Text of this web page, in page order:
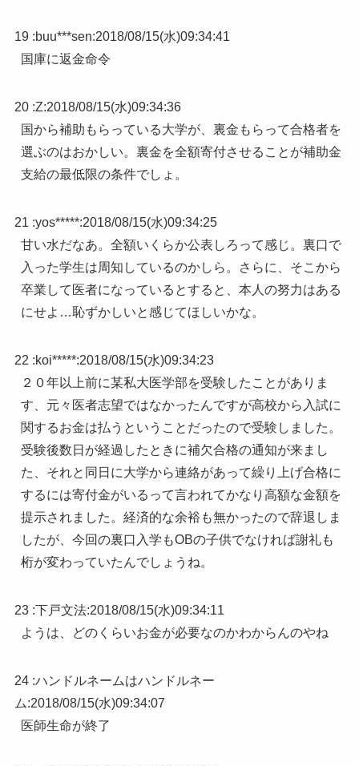
19 :buu***sen:2018/08/15(水)09:34:41
国庫に返金命令
20 :Z:2018/08/15(水)09:34:36
国から補助もらっている大学が、裏金もらって合格者を
選ぶのはおかしい。裏金を全額寄付させることが補助金
支給の最低限の条件でしょ。
21 :yos*****:2018/08/15(水)09:34:25
甘い水だなあ。全額いくらか公表しろって感じ。裏口で
入った学生は周知しているのかしら。さらに、そこから
卒業して医者になっているとすると、本人の努力はある
にせよ…恥ずかしいと感じてほしいかな。
22 :koi*****:2018/08/15(水)09:34:23
２０年以上前に某私大医学部を受験したことがありま
す、元々医者志望ではなかったんですが高校から入試に
関するお金は払うということだったので受験しました。
受験後数日が経過したときに補欠合格の通知が来まし
た、それと同日に大学から連絡があって繰り上げ合格に
するには寄付金がいるって言われてかなり高額な金額を
提示されました。経済的な余裕も無かったので辞退しま
したが、今回の裏口入学もOBの子供でなければ謝礼も
桁が変わっていたんでしょうね。
23 :下戸文法:2018/08/15(水)09:34:11
ようは、どのくらいお金が必要なのかわからんのやね
24 :ハンドルネームはハンドルネー
ム:2018/08/15(水)09:34:07
医師生命が終了